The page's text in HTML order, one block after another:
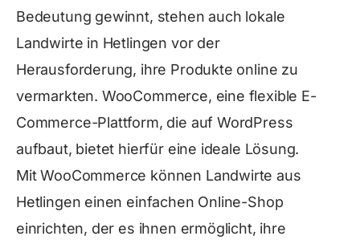
Bedeutung gewinnt, stehen auch lokale
Landwirte in Hetlingen vor der
Herausforderung, ihre Produkte online zu
vermarkten. WooCommerce, eine flexible E-
Commerce-Plattform, die auf WordPress
aufbaut, bietet hierfür eine ideale Lösung.
Mit WooCommerce können Landwirte aus
Hetlingen einen einfachen Online-Shop
einrichten, der es ihnen ermöglicht, ihre